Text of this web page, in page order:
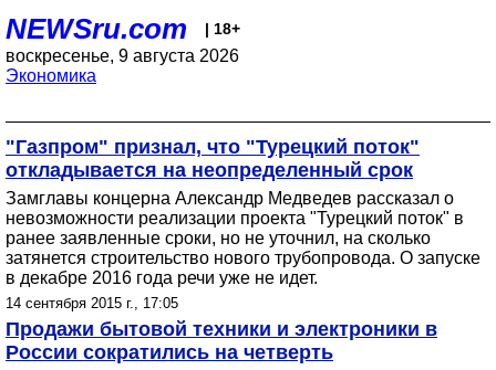
NEWSru.com | 18+
воскресенье, 9 августа 2026
Экономика
"Газпром" признал, что "Турецкий поток"
откладывается на неопределенный срок
Замглавы концерна Александр Медведев рассказал о
невозможности реализации проекта "Турецкий поток" в
ранее заявленные сроки, но не уточнил, на сколько
затянется строительство нового трубопровода. О запуске
в декабре 2016 года речи уже не идет.
14 сентября 2015 г., 17:05
Продажи бытовой техники и электроники в
России сократились на четверть